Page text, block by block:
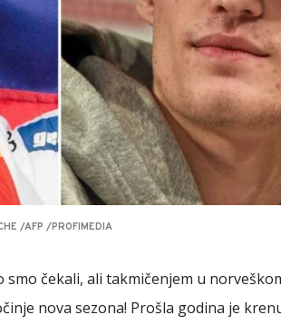
/AFP /PROFIMEDIA
smo čekali, ali takmičenjem u
nova sezona! Prošla godina je